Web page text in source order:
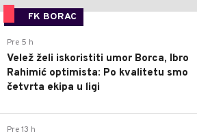
FK BORAC
Pre 5 h
Velež želi iskoristiti umor Borca, Ibro
Rahimić optimista: Po kvalitetu smo
četvrta ekipa u ligi
Pre 13 h